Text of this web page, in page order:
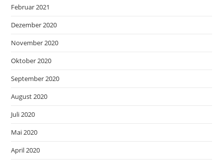
Februar 2021
Dezember 2020
November 2020
Oktober 2020
September 2020
August 2020
Juli 2020
Mai 2020
April 2020